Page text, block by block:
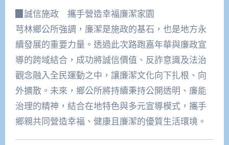
▉誠信施政 攜手營造幸福廉潔家園
芎林鄉公所強調，廉潔是施政的基石，也是地方永
續發展的重要力量。透過此次路跑嘉年華與廉政宣
導的跨域結合，成功將誠信價值、反詐意識及法治
觀念融入全民運動之中，讓廉潔文化向下扎根、向
外擴散。未來，鄉公所將持續秉持公開透明、廉能
治理的精神，結合在地特色與多元宣導模式，攜手
鄉親共同營造幸福、健康且廉潔的優質生活環境。